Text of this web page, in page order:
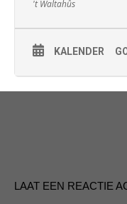
't Waltahûs
KALENDER
LAAT EEN REACTIE